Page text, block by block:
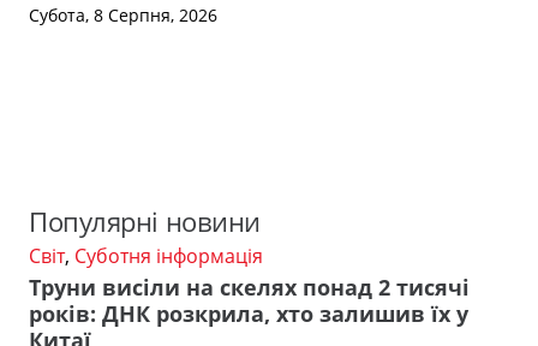
Субота, 8 Серпня, 2026
Популярні новини
Світ, Суботня інформація
Труни висіли на скелях понад 2 тисячі
років: ДНК розкрила, хто залишив їх у
Китаї